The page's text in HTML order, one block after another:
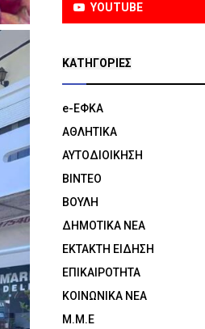
YOUTUBE
KΑΤΗΓΟΡΊΕΣ
e-ΕΦΚΑ
ΑΘΛΗΤΙΚΑ
ΑΥΤΟΔΙΟΙΚΗΣΗ
ΒΙΝΤΕΟ
ΒΟΥΛΗ
ΔΗΜΟΤΙΚΑ ΝΕΑ
ΕΚΤΑΚΤΗ ΕΙΔΗΣΗ
ΕΠΙΚΑΙΡΟΤΗΤΑ
ΚΟΙΝΩΝΙΚΑ ΝΕΑ
Μ.Μ.Ε